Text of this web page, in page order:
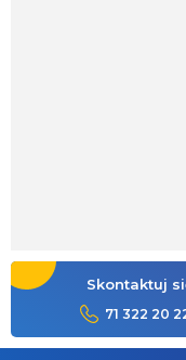
Skontaktuj
71 322 20